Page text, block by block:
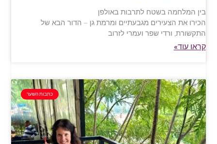
בין המלחמה בשטח לתרבות באולפן
הכירו את הצעירים מגבעתיים ומרמת גן – הדור הבא של
התקשורת, ורדי שפר ועמרי לזרוב
קראו עוד»
כתבות השער